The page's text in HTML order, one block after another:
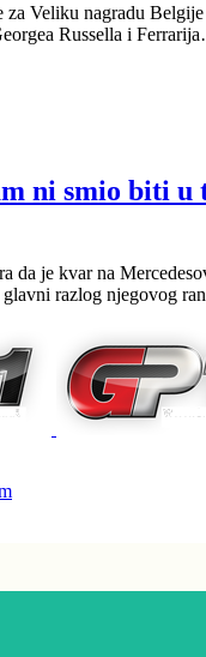
Veliku nagradu
Russella i
ni smio biti u
da je kvar na
razlog njegovog